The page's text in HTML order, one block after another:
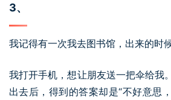
3、
我记得有一次我去图书馆，出来的时
我打开手机，想让朋友送一把伞给我
出去后，得到的答案却是“不好意思